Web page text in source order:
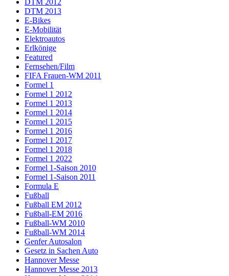
DTM 2012
DTM 2013
E-Bikes
E-Mobilität
Elektroautos
Erlkönige
Featured
Fernsehen/Film
FIFA Frauen-WM 2011
Formel 1
Formel 1 2012
Formel 1 2013
Formel 1 2014
Formel 1 2015
Formel 1 2016
Formel 1 2017
Formel 1 2018
Formel 1 2022
Formel 1-Saison 2010
Formel 1-Saison 2011
Formula E
Fußball
Fußball EM 2012
Fußball-EM 2016
Fußball-WM 2010
Fußball-WM 2014
Genfer Autosalon
Gesetz in Sachen Auto
Hannover Messe
Hannover Messe 2013